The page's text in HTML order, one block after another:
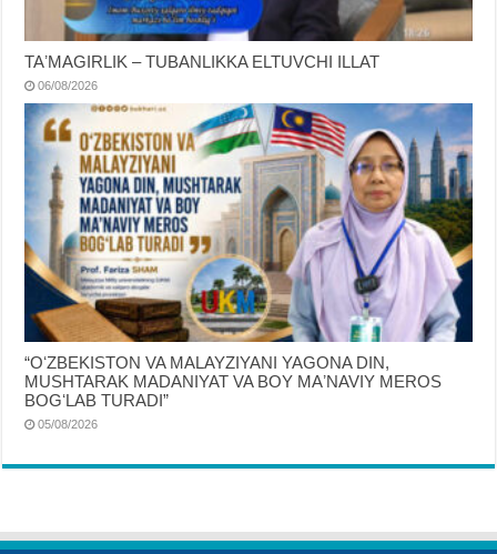
TAʼMAGIRLIK – TUBANLIKKA ELTUVCHI ILLAT
06/08/2026
“OʻZBEKISTON VA MALAYZIYANI YAGONA DIN,
MUSHTARAK MADANIYAT VA BOY MAʼNAVIY MEROS
BOGʻLAB TURADI”
05/08/2026